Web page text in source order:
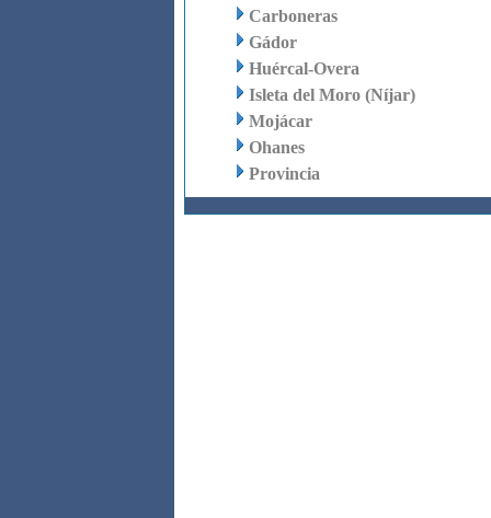
Carboneras
Gádor
Huércal-Overa
Isleta del Moro (Níjar)
Mojácar
Ohanes
Provincia